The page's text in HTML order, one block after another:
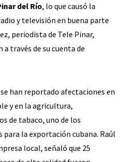
del Río, lo que causó la
y televisión en buena parte
periodista de Tele Pinar,
través de su cuenta de
han reportado afectaciones en
y en la agricultura,
de tabaco, uno de los
la exportación cubana. Raúl
local, señaló que 25